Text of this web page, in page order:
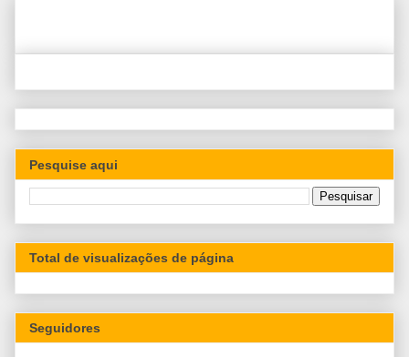
Pesquise aqui
Total de visualizações de página
Seguidores